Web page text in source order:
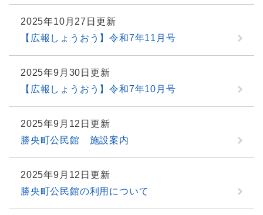
2025年10月27日更新
【広報しょうおう】令和7年11月号
2025年9月30日更新
【広報しょうおう】令和7年10月号
2025年9月12日更新
勝央町公民館 施設案内
2025年9月12日更新
勝央町公民館の利用について